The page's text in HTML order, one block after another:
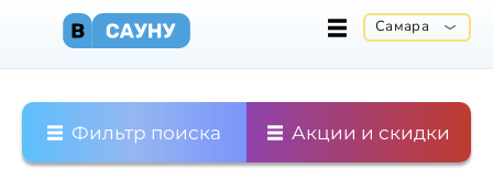
Самара
Фильтр поиска Акции и скидки